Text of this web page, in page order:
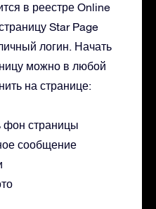
в реестре Online
Star Page
логин. Начать
можно в любой
на странице:
фон страницы
сообщение